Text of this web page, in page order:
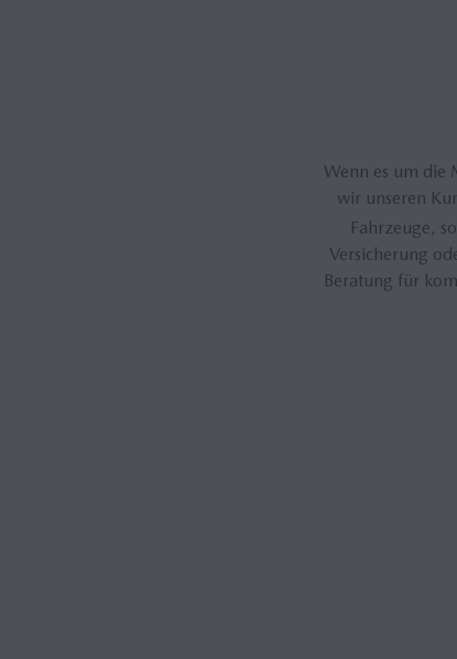
Wenn es um die
wir unseren
Fahrzeuge,
Versicherung
Beratung für